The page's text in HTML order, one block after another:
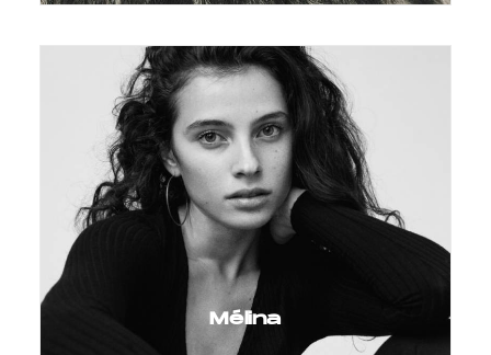
Mélina